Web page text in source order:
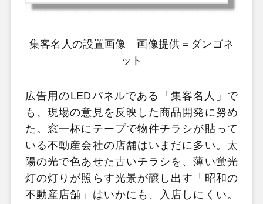
集客名人の設置画像 画像提供＝ダンゴネ
ット
広告用のLEDパネルである「集客名人」で
も、現場の意見を反映した商品開発に努め
た。窓一杯にテープで物件チラシが貼って
いる不動産会社の店舗はいまだに多い。太
陽の光で色あせた古いチラシを、薄い蛍光
灯の灯りが照らす光景が醸し出す「昭和の
不動産店舗」はいかにも、入店しにくい。